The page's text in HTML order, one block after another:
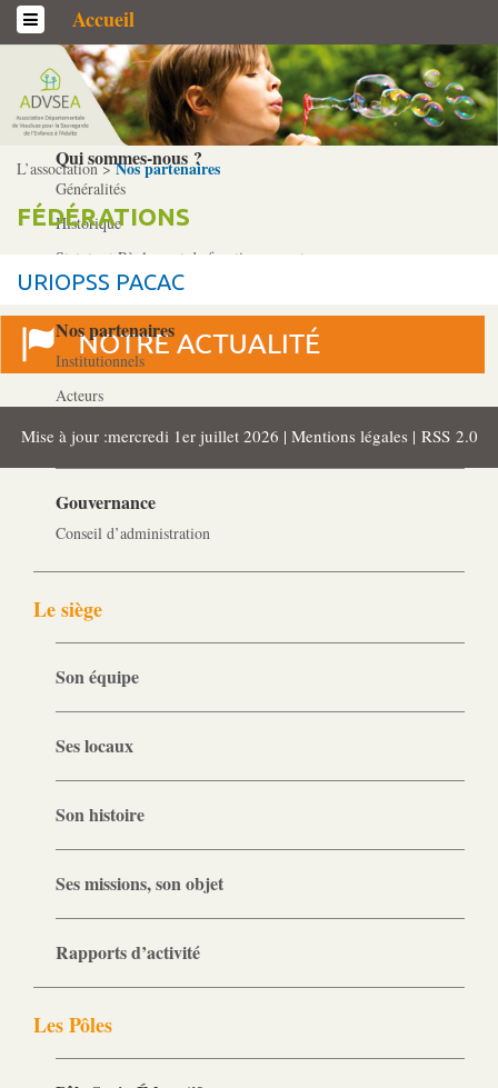
Accueil
L’association
Qui sommes-­nous ?
Généralités
Historique
Statuts et Règlement de fonctionnement
Nos partenaires
Institutionnels
Acteurs
Professionnels
Gouvernance
Conseil d’administration
Le siège
Son équipe
Ses locaux
Son histoire
Ses missions, son objet
Rapports d’activité
Les Pôles
L’association >Nos partenaires
FÉDÉRATIONS
URIOPSS PACAC
Mise à jour :mercredi 1er juillet 2026 | Mentions légales | RSS 2.0